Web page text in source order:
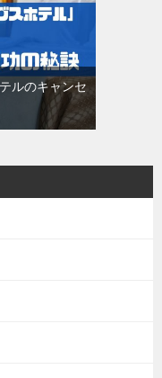
ルのキャンセ